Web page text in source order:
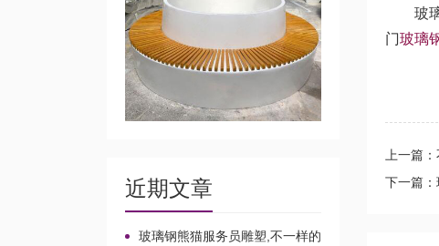
近期文章
玻璃钢熊猫服务员雕塑,不一样的
玻璃
门玻璃
上一篇
下一篇